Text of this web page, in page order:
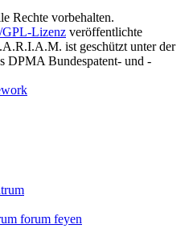
Rechte vorbehalten.
Lizenz veröffentlichte
ist geschützt unter der
DPMA Bundespatent- und -
forum feyen